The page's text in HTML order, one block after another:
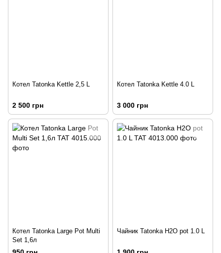
Котел Tatonka Kettle 2,5 L
2 500 грн
Котел Tatonka Kettle 4.0 L
3 000 грн
Котел Tatonka Large Pot Multi
Set 1,6л
Чайник Tatonka H2O pot 1.0 L